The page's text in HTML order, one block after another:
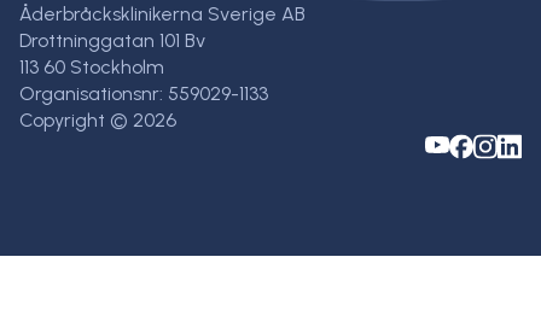
Åderbråcksklinikerna Sverige AB
Drottninggatan 101 Bv
113 60 Stockholm
Organisationsnr: 559029-1133
Copyright © 2026